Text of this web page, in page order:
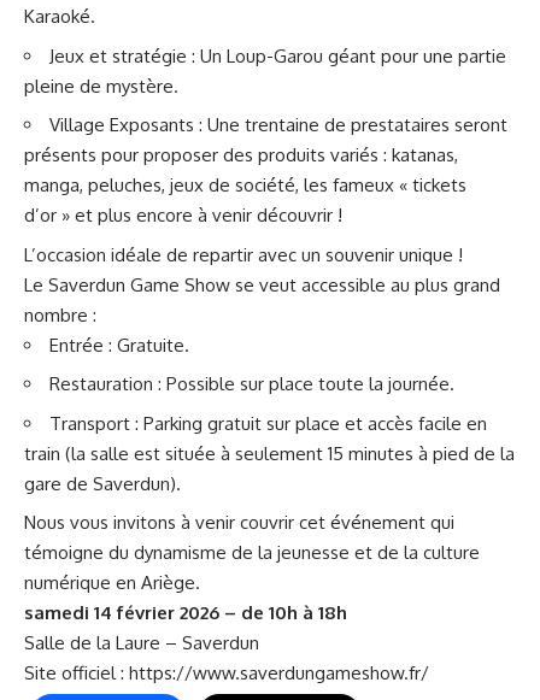
Karaoké.
Jeux et stratégie : Un Loup-Garou géant pour une partie
pleine de mystère.
Village Exposants : Une trentaine de prestataires seront
présents pour proposer des produits variés : katanas,
manga, peluches, jeux de société, les fameux « tickets
d’or » et plus encore à venir découvrir !
L’occasion idéale de repartir avec un souvenir unique !
Le Saverdun Game Show se veut accessible au plus grand
nombre :
Entrée : Gratuite.
Restauration : Possible sur place toute la journée.
Transport : Parking gratuit sur place et accès facile en
train (la salle est située à seulement 15 minutes à pied de la
gare de Saverdun).
Nous vous invitons à venir couvrir cet événement qui
témoigne du dynamisme de la jeunesse et de la culture
numérique en Ariège.
samedi 14 février 2026 – de 10h à 18h
Salle de la Laure – Saverdun
Site officiel : https://www.saverdungameshow.fr/